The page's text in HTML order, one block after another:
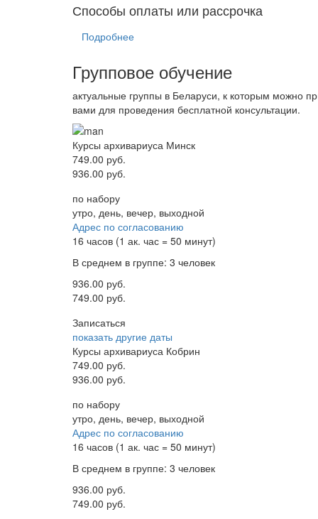
Способы оплаты или рассрочка
Подробнее
Групповое обучение
актуальные группы в Беларуси, к которым можно
вами для проведения бесплатной консультации.
Курсы архивариуса Минск
749.00 руб.
936.00 руб.
по набору
утро, день, вечер, выходной
Адрес по согласованию
16 часов (1 ак. час = 50 минут)
В среднем в группе: 3 человек
936.00 руб.
749.00 руб.
Записаться
показать другие даты
Курсы архивариуса Кобрин
749.00 руб.
936.00 руб.
по набору
утро, день, вечер, выходной
Адрес по согласованию
16 часов (1 ак. час = 50 минут)
В среднем в группе: 3 человек
936.00 руб.
749.00 руб.